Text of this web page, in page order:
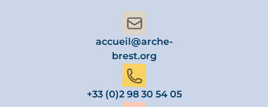
accueil@arche-
brest.org
+33 (0)2 98 30 54 05